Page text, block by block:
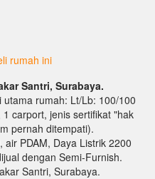
rumah ini
Santri, Surabaya.
utama rumah: Lt/Lb: 100/100
carport, jenis sertifikat "hak
pernah ditempati).
PDAM, Daya Listrik 2200
dengan Semi-Furnish.
Santri, Surabaya.